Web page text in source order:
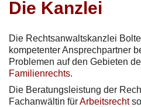
Die Kanzlei
Die Rechtsanwaltskanzlei
kompetenter Ansprechpartner
Problemen auf den Gebieten
Familienrechts.
Die Beratungsleistung der
Fachanwältin fürArbeitsrecht